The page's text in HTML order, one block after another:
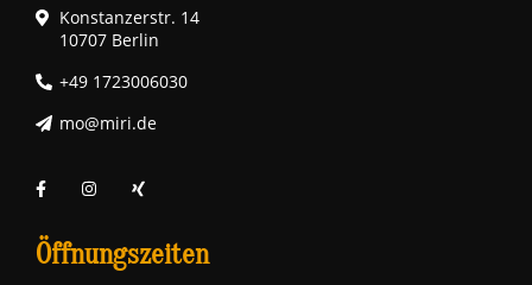
Konstanzerstr. 14
10707 Berlin
+49 1723006030
mo@miri.de
Öffnungszeiten